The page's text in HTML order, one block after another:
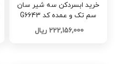
خرید ابسردکن سه شیر سان
سم تک و عمده کد G6643
222,156,000 ریال